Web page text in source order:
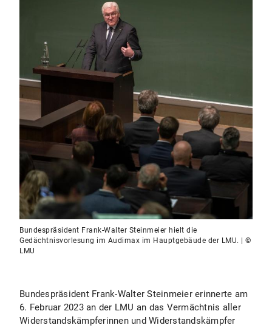
Bundespräsident Frank-Walter Steinmeier hielt die
Gedächtnisvorlesung im Audimax im Hauptgebäude der LMU. | ©
LMU
Bundespräsident Frank-Walter Steinmeier erinnerte am
6. Februar 2023 an der LMU an das Vermächtnis aller
Widerstandskämpferinnen und Widerstandskämpfer